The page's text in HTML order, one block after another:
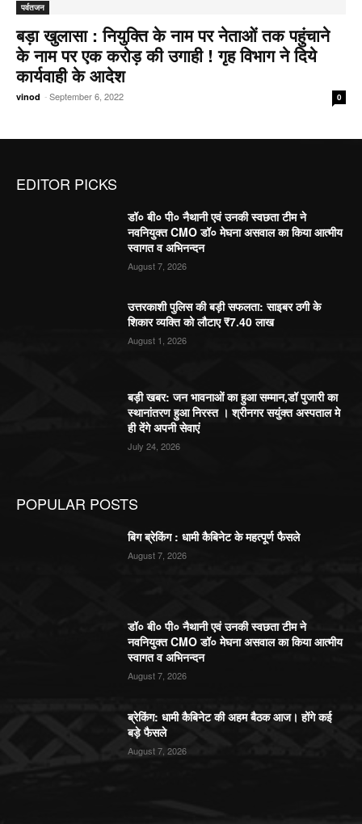
पर्वतजन
बड़ा खुलासा : नियुक्ति के नाम पर नेताओं तक पहुंचाने
के नाम पर एक करोड़ की उगाही ! गृह विभाग ने दिये
कार्यवाही के आदेश
vinod -September 6, 2022 0
EDITOR PICKS
डॉ० बी० पी० नैथानी एवं उनकी स्वछता टीम ने
नवनियुक्त CMO डॉ० मेघना असवाल का किया आत्मीय
स्वागत व अभिनन्दन
August 7, 2026
उत्तरकाशी पुलिस की बड़ी सफलता: साइबर ठगी के
शिकार व्यक्ति को लौटाए ₹7.40 लाख
August 1, 2026
बड़ी खबर: जन भावनाओं का हुआ सम्मान,डॉ पुजारी का
स्थानांतरण हुआ निरस्त । श्रीनगर सयुंक्त अस्पताल मे
ही देंगे अपनी सेवाएं
July 24, 2026
POPULAR POSTS
बिग ब्रेकिंग : धामी कैबिनेट के महत्पूर्ण फैसले
August 7, 2026
डॉ० बी० पी० नैथानी एवं उनकी स्वछता टीम ने
नवनियुक्त CMO डॉ० मेघना असवाल का किया आत्मीय
स्वागत व अभिनन्दन
August 7, 2026
ब्रेकिंग: धामी कैबिनेट की अहम बैठक आज। होंगे कई
बड़े फैसले
August 7, 2026